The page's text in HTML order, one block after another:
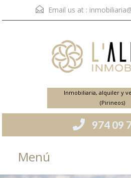
Email us at :
Inmobiliaria, alquiler y
(Pirineos)
974 09
Menú